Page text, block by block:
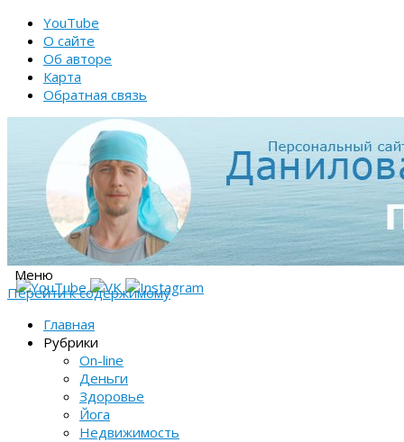
YouTube
О сайте
Об авторе
Карта
Обратная связь
Меню
Перейти к содержимому
Главная
Рубрики
On-line
Деньги
Здоровье
Йога
Недвижимость